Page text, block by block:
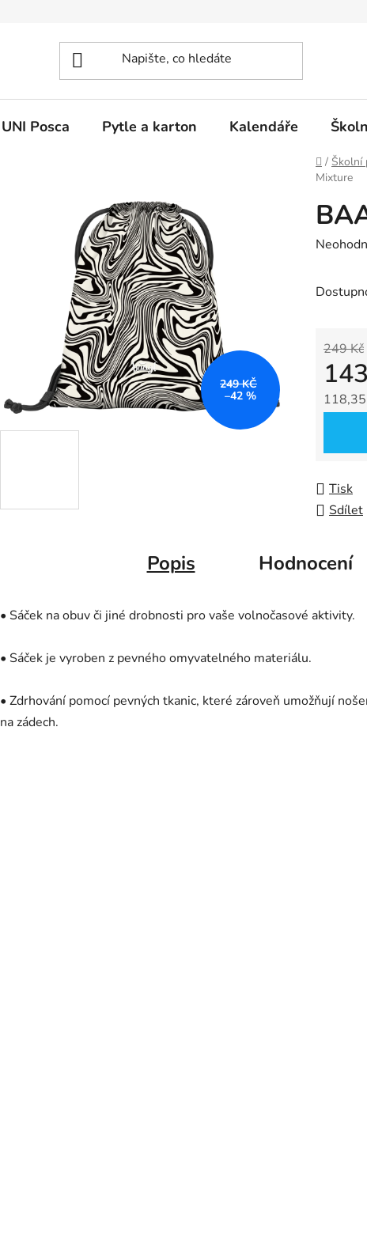
UNI Posca Pytle a karton Kalendáře
Domů
/ Školní
Mixture
produktu
249 Kč
Tisk
Sdílet
249 KČ
–42 %
Popis Hodnocení
• Sáček na obuv či jiné drobnosti pro vaše volnočasové aktivity.
• Sáček je vyroben z pevného omyvatelného materiálu.
• Zdrhování pomocí pevných tkanic, které zároveň umožňují
na zádech.